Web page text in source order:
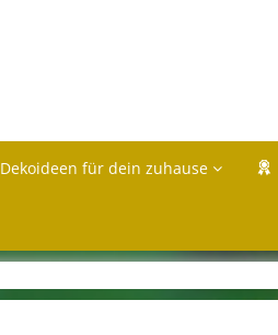
Dekoideen für dein zuhause